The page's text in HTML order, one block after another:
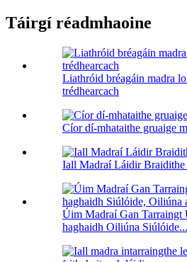
Táirgí réadmhaoine
Liathróid bréagáin madra
trédhearcach
Cíor dí-mhataithe gruaige
Iall Madraí Láidir Braidithe
Úim Madraí Gan Tarraingt
haghaidh Oiliúna Siúlóide...